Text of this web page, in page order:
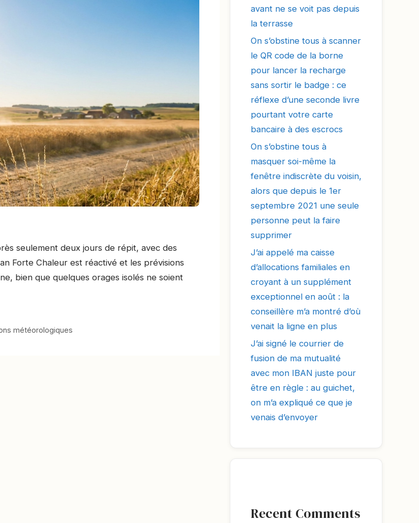
seulement deux jours de répit, avec des
Forte Chaleur est réactivé et les prévisions
bien que quelques orages isolés ne soient
météorologiques
avant ne se voit pas depuis
la terrasse
On s’obstine tous à scanner
le QR code de la borne
pour lancer la recharge
sans sortir le badge : ce
réflexe d’une seconde livre
pourtant votre carte
bancaire à des escrocs
On s’obstine tous à
masquer soi-même la
fenêtre indiscrète du voisin,
alors que depuis le 1er
septembre 2021 une seule
personne peut la faire
supprimer
J’ai appelé ma caisse
d’allocations familiales en
croyant à un supplément
exceptionnel en août : la
conseillère m’a montré d’où
venait la ligne en plus
J’ai signé le courrier de
fusion de ma mutualité
avec mon IBAN juste pour
être en règle : au guichet,
on m’a expliqué ce que je
venais d’envoyer
Recent Comments